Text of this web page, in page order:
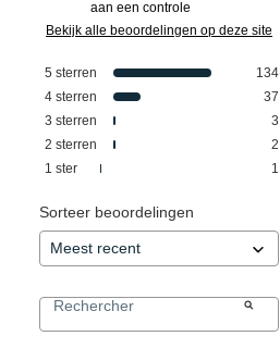
aan een controle
Bekijk alle beoordelingen op deze site
5 sterren
134
4 sterren
37
3 sterren
3
2 sterren
2
1 ster 1
Sorteer beoordelingen